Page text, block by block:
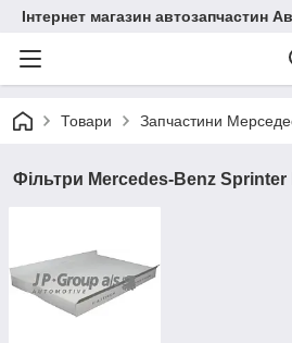
Інтернет магазин автозапчастин
Товари Запчастини
Фільтри Mercedes-Benz Sprinter II